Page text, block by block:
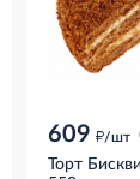
609 д/шт
Торт